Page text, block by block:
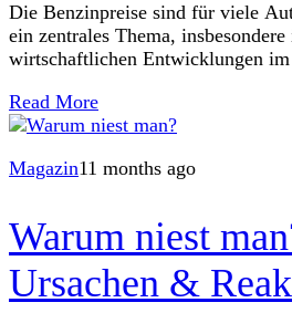
Die Benzinpreise sind für viele
ein zentrales Thema,
wirtschaftlichen Entwicklungen
Read More
Magazin11 months ago
Warum niest
Ursachen &